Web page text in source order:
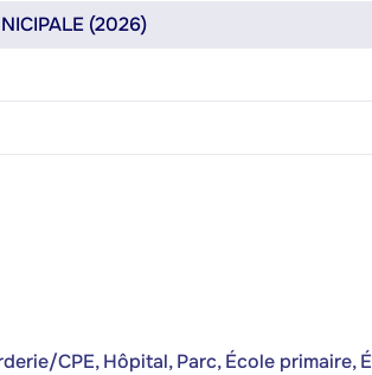
(2026)
CPE, Hôpital, Parc, École primaire,